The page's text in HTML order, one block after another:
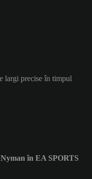
largi precise în timpul
în EA SPORTS